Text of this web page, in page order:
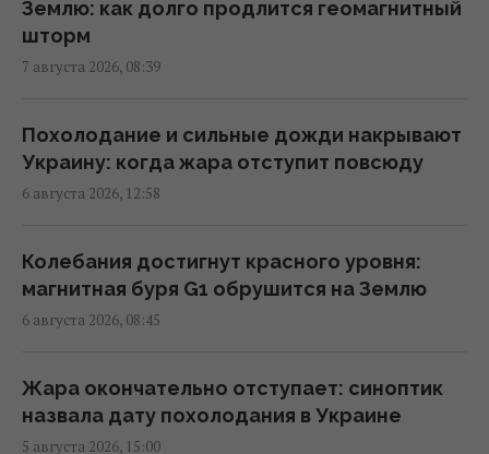
11:26 пятница, 07 августа 2026
сделал жесткое предупреждение о
российских дронах
10:12 пятница, 07 августа 2026
В Сумской области оккупанты ударили по
людям на рынке: много пострадавших
09:45 пятница, 07 августа 2026
Генсек ООН осудил массированные удары
по Украине, но назвал эскалацией атаки в
тыл России
Землю: как долго продлится геомагнитный
шторм
7 августа 2026, 08:39
Похолодание и сильные дожди накрывают
Украину: когда жара отступит повсюду
6 августа 2026, 12:58
Колебания достигнут красного уровня:
магнитная буря G1 обрушится на Землю
6 августа 2026, 08:45
Жара окончательно отступает: синоптик
назвала дату похолодания в Украине
5 августа 2026, 15:00